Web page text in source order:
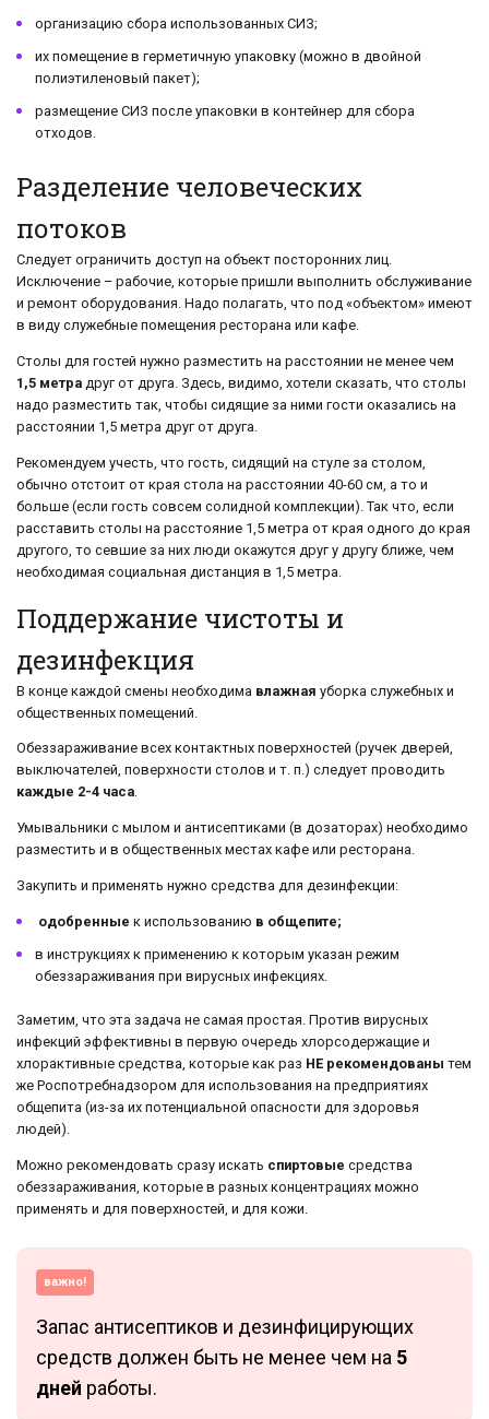
организацию сбора использованных СИЗ;
их помещение в герметичную упаковку (можно в двойной
полиэтиленовый пакет);
размещение СИЗ после упаковки в контейнер для сбора
отходов.
Разделение человеческих
потоков
Следует ограничить доступ на объект посторонних лиц.
Исключение – рабочие, которые пришли выполнить обслуживание
и ремонт оборудования. Надо полагать, что под «объектом» имеют
в виду служебные помещения ресторана или кафе.
Столы для гостей нужно разместить на расстоянии не менее чем
1,5 метра друг от друга. Здесь, видимо, хотели сказать, что столы
надо разместить так, чтобы сидящие за ними гости оказались на
расстоянии 1,5 метра друг от друга.
Рекомендуем учесть, что гость, сидящий на стуле за столом,
обычно отстоит от края стола на расстоянии 40-60 см, а то и
больше (если гость совсем солидной комплекции). Так что, если
расставить столы на расстояние 1,5 метра от края одного до края
другого, то севшие за них люди окажутся друг у другу ближе, чем
необходимая социальная дистанция в 1,5 метра.
Поддержание чистоты и
дезинфекция
В конце каждой смены необходима влажная уборка служебных и
общественных помещений.
Обеззараживание всех контактных поверхностей (ручек дверей,
выключателей, поверхности столов и т. п.) следует проводить
каждые 2-4 часа.
Умывальники с мылом и антисептиками (в дозаторах) необходимо
разместить и в общественных местах кафе или ресторана.
Закупить и применять нужно средства для дезинфекции:
одобренные к использованию в общепите;
в инструкциях к применению к которым указан режим
обеззараживания при вирусных инфекциях.
Заметим, что эта задача не самая простая. Против вирусных
инфекций эффективны в первую очередь хлорсодержащие и
хлорактивные средства, которые как раз НЕ рекомендованы тем
же Роспотребнадзором для использования на предприятиях
общепита (из-за их потенциальной опасности для здоровья
людей).
Можно рекомендовать сразу искать спиртовые средства
обеззараживания, которые в разных концентрациях можно
применять и для поверхностей, и для кожи.
важно!
Запас антисептиков и дезинфицирующих
средств должен быть не менее чем на 5
дней работы.